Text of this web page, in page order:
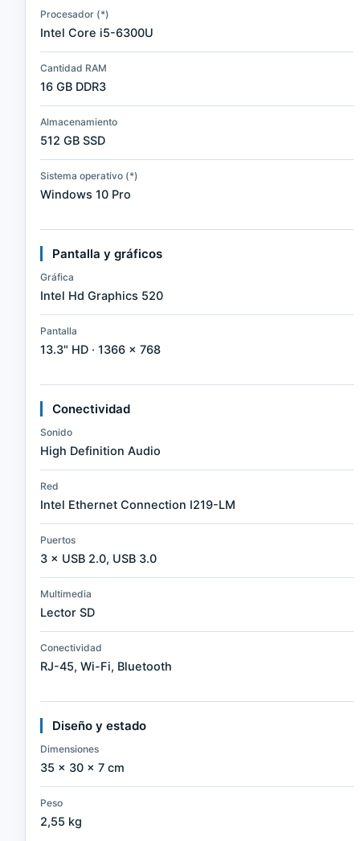
Procesador (*)
Intel Core i5-6300U
Cantidad RAM
16 GB DDR3
Almacenamiento
512 GB SSD
Sistema operativo (*)
Windows 10 Pro
Pantalla y gráficos
Gráfica
Intel Hd Graphics 520
Pantalla
13.3" HD · 1366 × 768
Conectividad
Sonido
High Definition Audio
Red
Intel Ethernet Connection I219-LM
Puertos
3 × USB 2.0, USB 3.0
Multimedia
Lector SD
Conectividad
RJ-45, Wi-Fi, Bluetooth
Diseño y estado
Dimensiones
35 × 30 × 7 cm
Peso
2,55 kg